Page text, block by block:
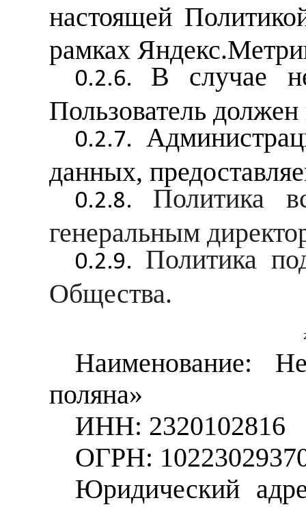
настоящей
рамках
В случае
Пользователь должен
данных,
Политика
генеральным
Политика
Общества.
Наименование:
поляна»
ИНН: 2320102816
ОГРН:
Юридический